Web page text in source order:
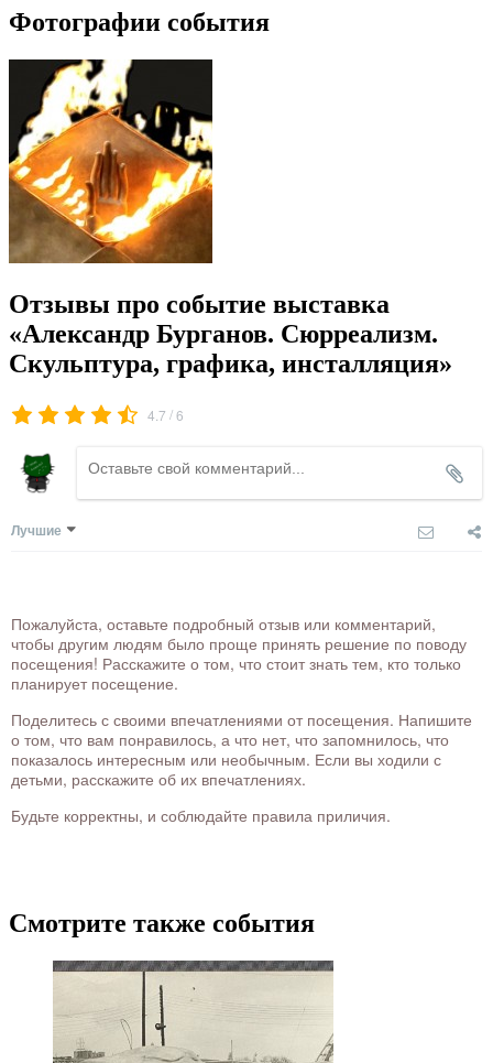
Фотографии события
Отзывы про событие выставка
«Александр Бурганов. Сюрреализм.
Скульптура, графика, инсталляция»
4.7 /6
Лучшие
Пожалуйста, оставьте подробный отзыв или комментарий,
чтобы другим людям было проще принять решение по поводу
посещения! Расскажите о том, что стоит знать тем, кто только
планирует посещение.
Поделитесь с своими впечатлениями от посещения. Напишите
о том, что вам понравилось, а что нет, что запомнилось, что
показалось интересным или необычным. Если вы ходили с
детьми, расскажите об их впечатлениях.
Будьте корректны, и соблюдайте правила приличия.
Смотрите также события